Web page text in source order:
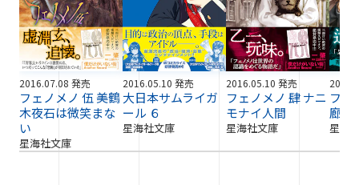
2016.07.08 発売
フェノメノ 伍 美鶴
木夜石は微笑まな
い
星海社文庫
2016.05.10 発売
大日本サムライガ
ール ６
星海社文庫
2016.05.10 発売
フェノメノ 肆 ナニ
モナイ人間
星海社文庫
フェ
廊事
星海